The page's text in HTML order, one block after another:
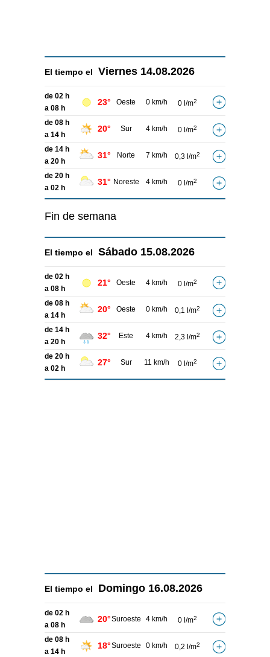
El tiempo el Viernes 14.08.2026
de 02 h
a 08 h
23° Oeste 0 km/h 0 l/m2
de 08 h
a 14 h
20° Sur 4 km/h 0 l/m2
de 14 h
a 20 h
31° Norte 7 km/h 0,3 l/m2
de 20 h
a 02 h
31° Noreste 4 km/h 0 l/m2
Fin de semana
El tiempo el Sábado 15.08.2026
de 02 h
a 08 h
21° Oeste 4 km/h 0 l/m2
de 08 h
a 14 h
20° Oeste 0 km/h 0,1 l/m2
de 14 h
a 20 h
32° Este 4 km/h 2,3 l/m2
de 20 h
a 02 h
27° Sur 11 km/h 0 l/m2
El tiempo el Domingo 16.08.2026
de 02 h
a 08 h
20°Suroeste 4 km/h 0 l/m2
de 08 h
a 14 h
18°Suroeste 0 km/h 0,2 l/m2